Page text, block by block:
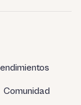
Comunidad